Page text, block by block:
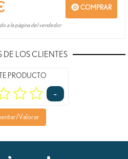
COMPRAR
a la página del vendedor
DE LOS CLIENTES
PRODUCTO
-
Valorar